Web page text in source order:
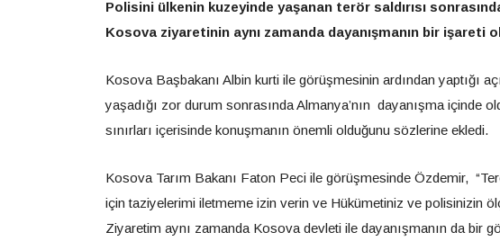
Polisini ülkenin kuzeyinde yaşanan terör saldırısı
Kosova ziyaretinin aynı zamanda dayanışmanın bir işareti
Kosova Başbakanı Albin kurti ile görüşmesinin ardından yaptığı
yaşadığı zor durum sonrasında Almanya’nın dayanışma içinde
sınırları içerisinde konuşmanın önemli olduğunu sözlerine ekledi.
Kosova Tarım Bakanı Faton Peci ile görüşmesinde Özdemir,
için taziyelerimi iletmeme izin verin ve Hükümetiniz ve polisinizin
Ziyaretim aynı zamanda Kosova devleti ile dayanışmanın da bir